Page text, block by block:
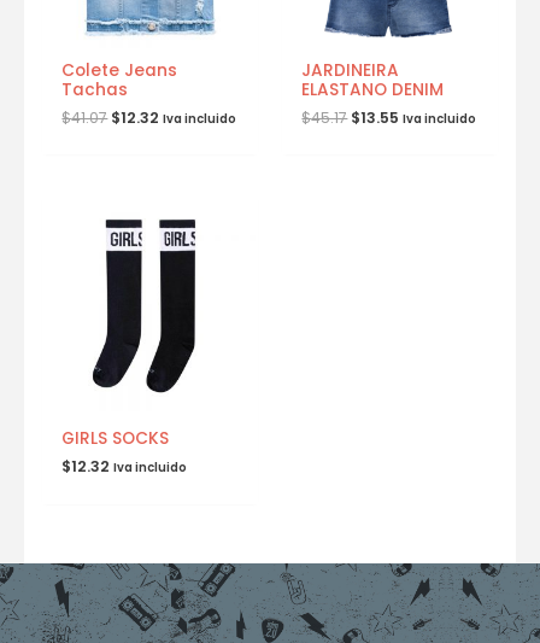
Colete Jeans
Tachas
$41.07 $12.32 Iva incluido
JARDINEIRA
ELASTANO DENIM
$45.17 $13.55 Iva incluido
GIRLS SOCKS
$12.32 Iva incluido